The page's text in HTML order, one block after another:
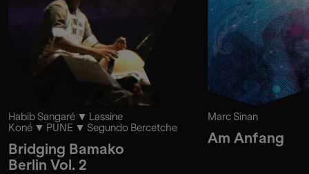
Habib Sangaré
Lassine
Koné
PUNE Segundo Bercetche
Bridging Bamako
Berlin Vol. 2
Marc Sinan
Am Anfang